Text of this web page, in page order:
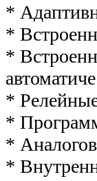
*
*
*
*
*
*
*